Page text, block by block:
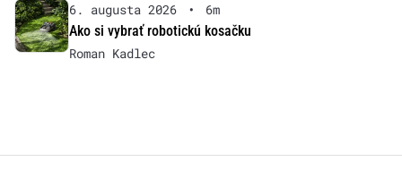
6. augusta 2026 •
6m
Ako si vybrať robotickú kosačku
Roman Kadlec